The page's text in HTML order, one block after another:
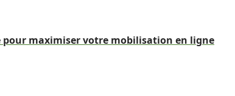
pour maximiser votre mobilisation en ligne